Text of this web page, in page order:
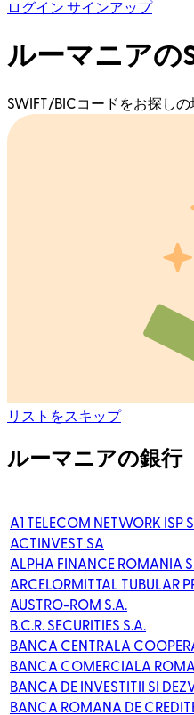
ログイン サインアップ
ルーマニアの
SWIFT/BICコードをお探し
リストをスキップ
ルーマニアの銀行
A1 TELECOM NETWORK ISP
ACTINVEST SA
ALPHA FINANCE ROMANIA
ARCELORMITTAL TUBULAR
AUSTRO-ROM S.A.
B.C.R. SECURITIES S.A.
BANCA CENTRALA
BANCA COMERCIALA
BANCA DE INVESTITII SI
BANCA ROMANA DE